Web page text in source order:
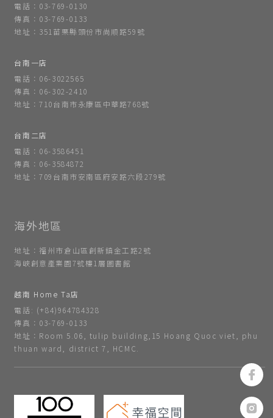
電話：03-769-0130
傳真：03-769-0133
地址：351苗栗縣頭份市尚順路59號
台南一店
電話：06-3022565
傳真：06-302-2410
地址：710台南市永康區中華路768號
台南二店
電話：06-3586451
傳真：06-3584872
地址：709台南市安南區府安路六段279號
地址：福州市倉山區創新鎮金工路2號
海峽創意產業園7號樓1層圖書館
越南 Home Ta店
電話: (+84)964784328
傳真：03-769-0133
地址：Room 5.06, tulip building,15 Hoang Quoc viet, phu
thuan ward, district 7, HCMC.